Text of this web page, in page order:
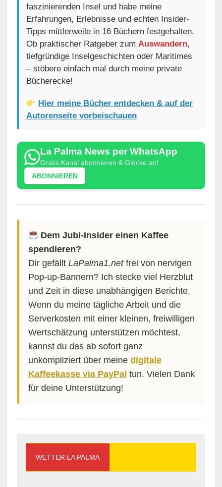
faszinierenden Insel und habe meine
Erfahrungen, Erlebnisse und echten Insider-
Tipps mittlerweile in 16 Büchern festgehalten.
Ob praktischer Ratgeber zum Auswandern,
tiefgründige Inselgeschichten oder Maritimes
– stöbere einfach mal durch meine private
Bücherecke!
Hier meine Bücher entdecken & auf der
Autorenseite vorbeischauen
La Palma News per WhatsApp
Gratis Kanal abonnieren & Glocke an!
ABONNIEREN
Dem Jubi-Insider einen Kaffee
spendieren?
Dir gefällt LaPalma1.netfrei von nervigen
Pop-up-Bannern? Ich stecke viel Herzblut
und Zeit in diese unabhängigen Berichte.
Wenn du meine tägliche Arbeit und die
Serverkosten mit einer kleinen, freiwilligen
Wertschätzung unterstützen möchtest,
kannst du das ab sofort ganz
unkompliziert über meine digitale
Kaffeekasse via PayPal tun. Vielen Dank
für deine Unterstützung!
WETTER LA PALMA